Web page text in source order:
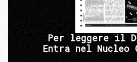
Per leggere il
Entra nel Nucleo